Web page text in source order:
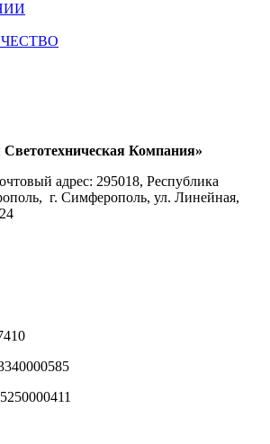
Компания»
адрес: 295018, Республика
г. Симферополь, ул. Линейная,